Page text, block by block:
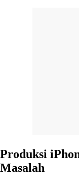
Produksi
Masalah